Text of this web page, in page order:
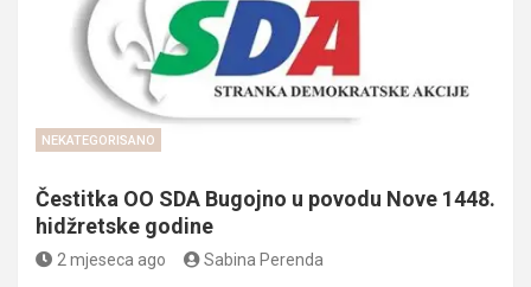
NEKATEGORISANO
Čestitka OO SDA Bugojno u povodu Nove 1448.
hidžretske godine
2 mjeseca ago Sabina Perenda